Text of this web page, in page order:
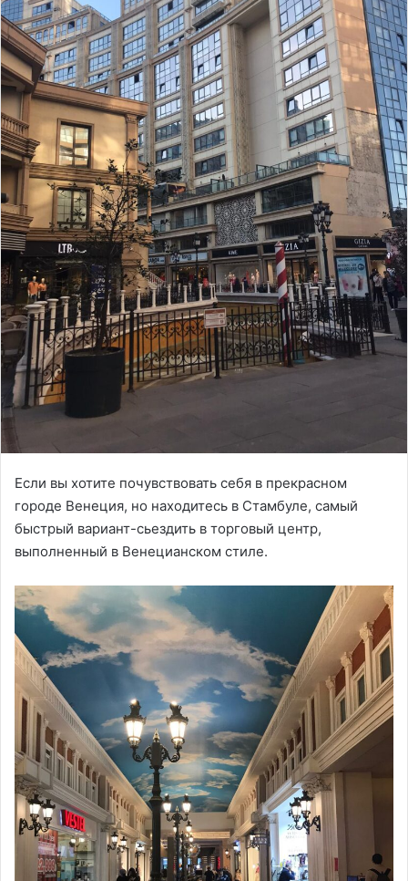
Если вы хотите почувствовать себя в прекрасном
городе Венеция, но находитесь в Стамбуле, самый
быстрый вариант-сьездить в торговый центр,
выполненный в Венецианском стиле.